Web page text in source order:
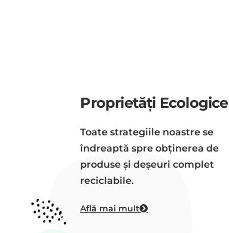
Proprietăți Ecologice
Toate strategiile noastre se
îndreaptă spre obţinerea de
produse şi deşeuri complet
reciclabile.
Află mai mult